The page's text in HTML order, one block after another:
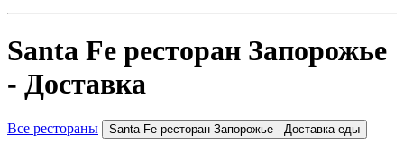
Santa Fe ресторан Запорожье
- Доставка
Все рестораны Santa Fe ресторан Запорожье - Доставка еды